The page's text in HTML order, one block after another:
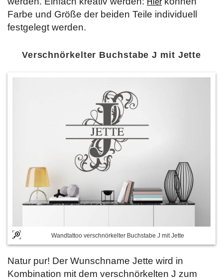
Hier
Farbe und Größe der beiden Teile individuell
festgelegt werden.
Verschnörkelter Buchstabe J mit Jette
Wandtattoo verschnörkelter Buchstabe J mit Jette
Natur pur! Der Wunschname Jette wird in
Kombination mit dem verschnörkelten J zum